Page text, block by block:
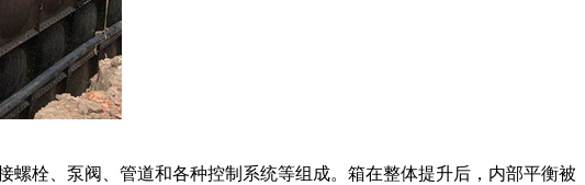
栓、泵阀、管道和各种控制系统等组成。箱在整体提升后，内部平衡被